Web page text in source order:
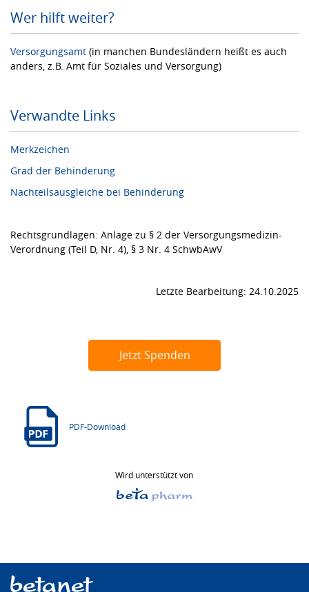
Wer hilft weiter?
Versorgungsamt (in manchen Bundesländern heißt es auch
anders, z.B. Amt für Soziales und Versorgung)
Verwandte Links
Merkzeichen
Grad der Behinderung
Nachteilsausgleiche bei Behinderung
Rechtsgrundlagen: Anlage zu § 2 der Versorgungsmedizin-
Verordnung (Teil D, Nr. 4), § 3 Nr. 4 SchwbAwV
Letzte Bearbeitung: 24.10.2025
Jetzt Spenden
PDF-Download
Wird unterstützt von